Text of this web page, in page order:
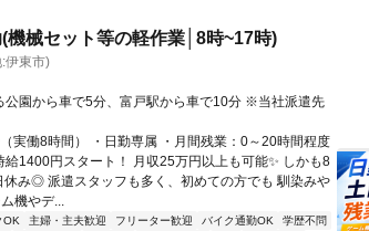
機械セット等の軽作業│8時~17時)
伊東市)
公園から車で5分、富戸駅から車で10分 ※当社派遣先
実働8時間） ・日勤専属 ・月間残業：0～20時間程度
1400円スタート！ 月収25万円以上も可能✨ しかも8
み◎ 派遣スタッフも多く、初めての方でも 馴染みや
機やデ...
OK 主婦・主夫歓迎 フリーター歓迎 バイク通勤OK
学歴不問